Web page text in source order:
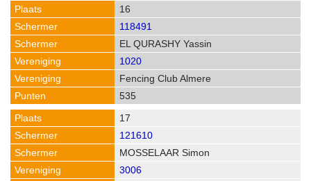
16
118491
EL QURASHY Yassin
1020
Fencing Club Almere
535
17
121610
MOSSELAAR Simon
3006